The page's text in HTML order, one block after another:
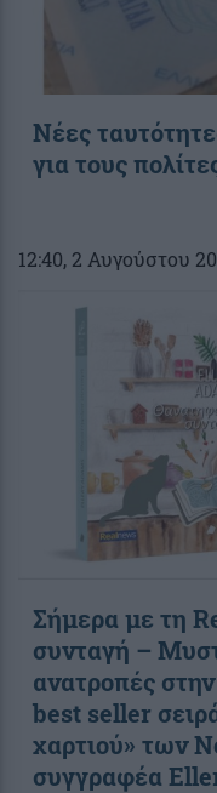
Νέες
για τους
12:40, 2 Αυγούστου
Σήμερα με τη
συνταγή –
ανατροπές
best seller
χαρτιού» των
συγγραφέα